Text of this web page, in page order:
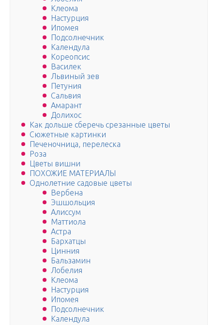
Клеома
Настурция
Ипомея
Подсолнечник
Календула
Кореопсис
Василек
Львиный зев
Петуния
Сальвия
Амарант
Долихос
Как дольше сберечь срезанные цветы
Сюжетные картинки
Печеночница, перелеска
Роза
Цветы вишни
ПОХОЖИЕ МАТЕРИАЛЫ
Однолетние садовые цветы
Вербена
Эшшольция
Алиссум
Маттиола
Астра
Бархатцы
Цинния
Бальзамин
Лобелия
Клеома
Настурция
Ипомея
Подсолнечник
Календула